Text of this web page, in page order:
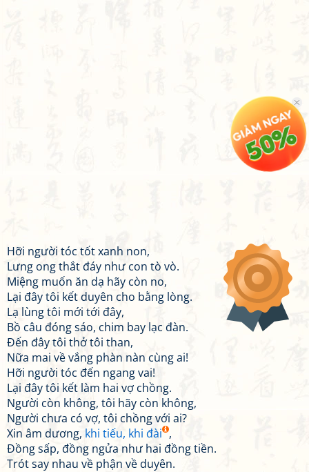
Hỡi người tóc tốt xanh non,
Lưng ong thắt đáy như con tò vò.
Miệng muốn ăn dạ hãy còn no,
Lại đây tôi kết duyên cho bằng lòng.
Lạ lùng tôi mới tới đây,
Bồ câu đóng sáo, chim bay lạc đàn.
Đến đây tôi thở tôi than,
Nữa mai về vắng phàn nàn cùng ai!
Hỡi người tóc đến ngang vai!
Lại đây tôi kết làm hai vợ chồng.
Người còn không, tôi hãy còn không,
Người chưa có vợ, tôi chồng với ai?
Xin âm dương, khi tiếu, khi đài ,
Đồng sấp, đồng ngửa như hai đồng tiền.
Trót say nhau về phận về duyên.